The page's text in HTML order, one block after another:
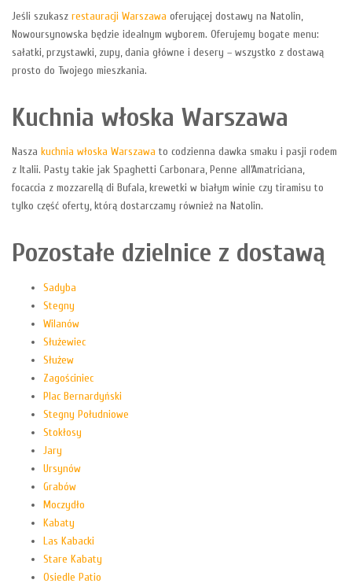
Jeśli szukasz restauracji Warszawa oferującej dostawy na Natolin,
Nowoursynowska będzie idealnym wyborem. Oferujemy bogate menu:
sałatki, przystawki, zupy, dania główne i desery – wszystko z dostawą
prosto do Twojego mieszkania.
Kuchnia włoska Warszawa
Nasza kuchnia włoska Warszawa to codzienna dawka smaku i pasji rodem
z Italii. Pasty takie jak Spaghetti Carbonara, Penne all’Amatriciana,
focaccia z mozzarellą di Bufala, krewetki w białym winie czy tiramisu to
tylko część oferty, którą dostarczamy również na Natolin.
Pozostałe dzielnice z dostawą
Sadyba
Stegny
Wilanów
Służewiec
Służew
Zagościniec
Plac Bernardyński
Stegny Południowe
Stokłosy
Jary
Ursynów
Grabów
Moczydło
Kabaty
Las Kabacki
Stare Kabaty
Osiedle Patio